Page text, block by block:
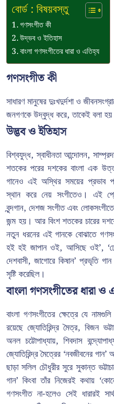
বোর্ড : বিষয়বস্তু
গণসংগীত কী
উদ্ভব ও ইতিহাস
বাংলা গণসংগীতের ধারা ও এতিহ্য
গণসংগীত কী
সাধারণ মানুষের দুঃখদুর্দশা ও
জনগণকে উদ্বুদ্ধ করে, তাকেই বলা
উদ্ভব ও ইতিহাস
বিশ্বযুদ্ধ, স্বাধীনতা আন্দোলন,
শতকের পরের দশকের বাংলা এক
গানেও এই অস্থির সময়ের প্রভাব
স্থান করে নেয় সংগীতেও। এই
বৃন্দগান, দেশজ সংগীত এবং
জন্ম হয়। আর বিংশ শতকের চারের
নতুন ধরনের এই গানকে বোঝাতে
হই হই জাপান ওই, আসিছে ওই’,
দেশবাসী, জাগোরে কিষান’ প্রভৃতি
সৃষ্টি করেছিল।
বাংলা গণসংগীতের ধারা ও
বাংলা গণসংগীতের ক্ষেত্রে যে
রয়েছে জ্যোতিরিন্দ্র মৈত্র, বিজন
অনল চট্টোপাধ্যায়, শিবদাস
জ্যোতিরিন্দ্র মৈত্রের ‘নবজীবনের
ছাড়া সলিল চৌধুরীর সুরে সুকান্ত
গান’ কিংবা তাঁর নিজেরই কথায়
গণসংগীত না-হলেও সেই ধারারই